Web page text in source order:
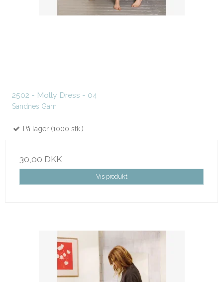
2502 - Molly Dress - 04
Sandnes Garn
På lager (1000 stk.)
30,00 DKK
Vis produkt